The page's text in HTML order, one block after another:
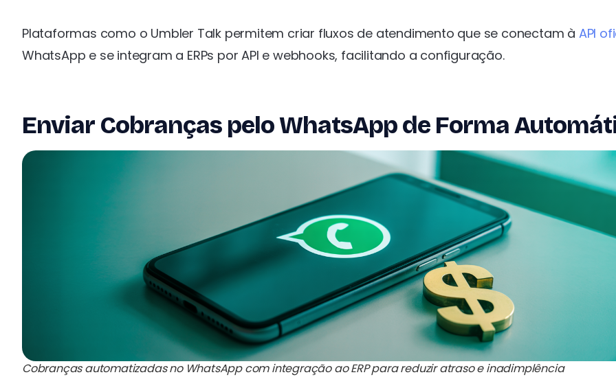
Plataformas como o Umbler Talk permitem criar fluxos de atendimento que se conectam à API
WhatsApp e se integram a ERPs por API e webhooks, facilitando a configuração.
Enviar Cobranças pelo WhatsApp de Forma
Cobranças automatizadas no WhatsApp com integração ao ERP para reduzir atraso e inadimplência